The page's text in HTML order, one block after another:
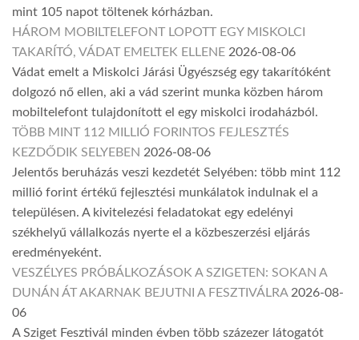
mint 105 napot töltenek kórházban.
HÁROM MOBILTELEFONT LOPOTT EGY MISKOLCI
TAKARÍTÓ, VÁDAT EMELTEK ELLENE 2026-08-06
Vádat emelt a Miskolci Járási Ügyészség egy takarítóként
dolgozó nő ellen, aki a vád szerint munka közben három
mobiltelefont tulajdonított el egy miskolci irodaházból.
TÖBB MINT 112 MILLIÓ FORINTOS FEJLESZTÉS
KEZDŐDIK SELYEBEN 2026-08-06
Jelentős beruházás veszi kezdetét Selyében: több mint 112
millió forint értékű fejlesztési munkálatok indulnak el a
településen. A kivitelezési feladatokat egy edelényi
székhelyű vállalkozás nyerte el a közbeszerzési eljárás
eredményeként.
VESZÉLYES PRÓBÁLKOZÁSOK A SZIGETEN: SOKAN A
DUNÁN ÁT AKARNAK BEJUTNI A FESZTIVÁLRA 2026-08-
06
A Sziget Fesztivál minden évben több százezer látogatót